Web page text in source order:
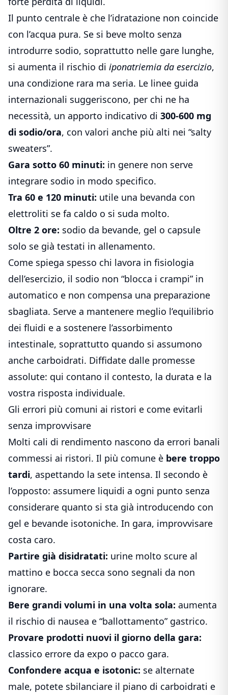
Il punto centrale è che l’idratazione non coincide
con l’acqua pura. Se si beve molto senza
introdurre sodio, soprattutto nelle gare lunghe,
si aumenta il rischio di iponatriemia da esercizio,
una condizione rara ma seria. Le linee guida
internazionali suggeriscono, per chi ne ha
necessità, un apporto indicativo di 300-600 mg
di sodio/ora, con valori anche più alti nei “salty
sweaters”.
Gara sotto 60 minuti: in genere non serve
integrare sodio in modo specifico.
Tra 60 e 120 minuti: utile una bevanda con
elettroliti se fa caldo o si suda molto.
Oltre 2 ore: sodio da bevande, gel o capsule
solo se già testati in allenamento.
Come spiega spesso chi lavora in fisiologia
dell’esercizio, il sodio non “blocca i crampi” in
automatico e non compensa una preparazione
sbagliata. Serve a mantenere meglio l’equilibrio
dei fluidi e a sostenere l’assorbimento
intestinale, soprattutto quando si assumono
anche carboidrati. Diffidate dalle promesse
assolute: qui contano il contesto, la durata e la
vostra risposta individuale.
Gli errori più comuni ai ristori e come evitarli
senza improvvisare
Molti cali di rendimento nascono da errori banali
commessi ai ristori. Il più comune è bere troppo
tardi, aspettando la sete intensa. Il secondo è
l’opposto: assumere liquidi a ogni punto senza
considerare quanto si sta già introducendo con
gel e bevande isotoniche. In gara, improvvisare
costa caro.
Partire già disidratati: urine molto scure al
mattino e bocca secca sono segnali da non
ignorare.
Bere grandi volumi in una volta sola: aumenta
il rischio di nausea e “ballottamento” gastrico.
Provare prodotti nuovi il giorno della gara:
classico errore da expo o pacco gara.
Confondere acqua e isotonic: se alternate
male, potete sbilanciare il piano di carboidrati e